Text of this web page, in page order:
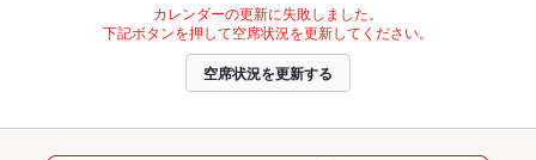
カレンダーの更新に失敗しました。
下記ボタンを押して空席状況を更新してください。
空席状況を更新する